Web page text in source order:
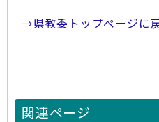
→県教委トップページに
関連ページ